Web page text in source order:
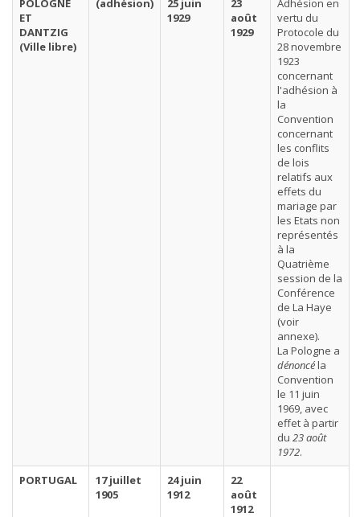
POLOGNE
ET
DANTZIG
(Ville libre)
(adhésion)
25 juin
1929
23
août
1929
Adhésion en
vertu du
Protocole du
28 novembre
1923
concernant
l'adhésion à
la
Convention
concernant
les conflits
de lois
relatifs aux
effets du
mariage par
les Etats non
représentés
à la
Quatrième
session de la
Conférence
de La Haye
(voir
annexe).
La Pologne a
dénoncéla
Convention
le 11 juin
1969, avec
effet à partir
du 23 août
1972.
PORTUGAL
17 juillet
1905
24 juin
1912
22
août
1912